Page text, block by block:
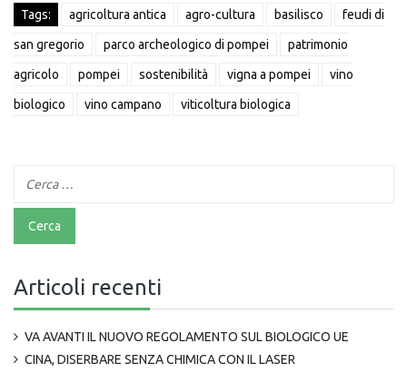
Tags: agricoltura antica agro-cultura basilisco feudi di
san gregorio parco archeologico di pompei patrimonio
agricolo pompei sostenibilità vigna a pompei vino
biologico vino campano viticoltura biologica
Articoli recenti
VA AVANTI IL NUOVO REGOLAMENTO SUL BIOLOGICO UE
CINA, DISERBARE SENZA CHIMICA CON IL LASER